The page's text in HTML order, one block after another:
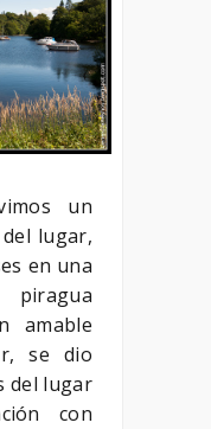
un
lugar,
en una
amable
se dio
del lugar
con